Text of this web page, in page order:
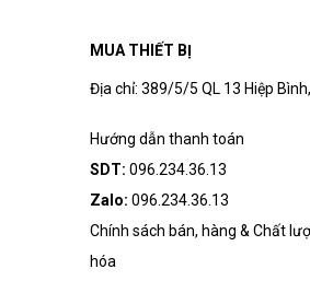
MUA THIẾT BỊ
Địa chỉ: 389/5/5 QL 13 Hiệp
Hướng dẫn thanh toán
SDT: 096.234.36.13
Zalo: 096.234.36.13
Chính sách bán, hàng & Chất
hóa